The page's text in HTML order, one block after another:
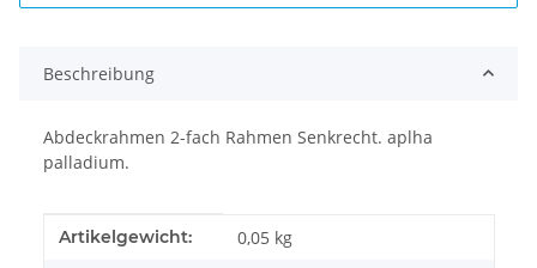
Beschreibung
Abdeckrahmen 2-fach Rahmen Senkrecht. aplha
palladium.
Produkteigenschaft
Wert
Artikelgewicht: 0,05 kg